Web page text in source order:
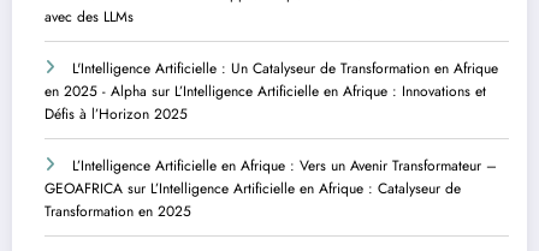
avec des LLMs
L'Intelligence Artificielle : Un Catalyseur de Transformation en Afrique
en 2025 - Alpha sur L’Intelligence Artificielle en Afrique : Innovations et
Défis à l’Horizon 2025
L’Intelligence Artificielle en Afrique : Vers un Avenir Transformateur –
GEOAFRICA sur L’Intelligence Artificielle en Afrique : Catalyseur de
Transformation en 2025